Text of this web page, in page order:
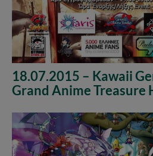
18.07.2015 – Kawaii
Grand Anime Treasure